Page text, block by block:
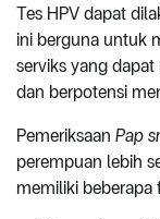
Tes HPV dapat
ini berguna untuk
serviks yang
dan berpotensi
Pemeriksaan Pap
perempuan lebih
memiliki beberapa